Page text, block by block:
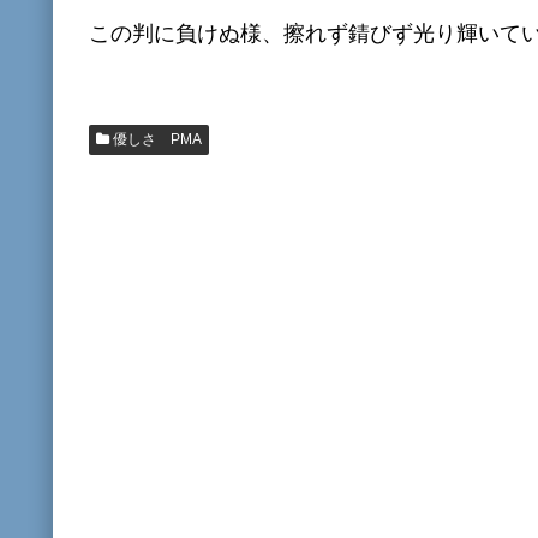
この判に負けぬ様、擦れず錆びず光り輝いて
優しさ PMA